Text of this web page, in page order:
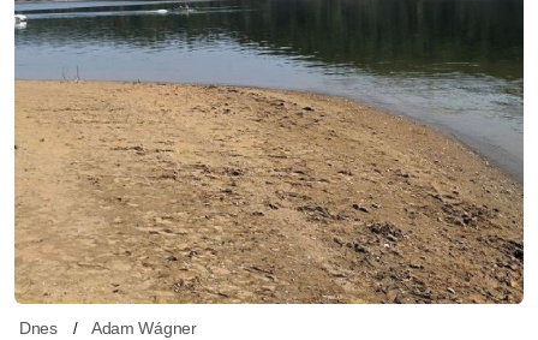
Dnes Adam Wágner